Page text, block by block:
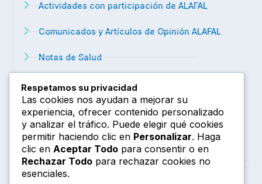
Actividades con participación de ALAFAL
Comunicados y Artículos de Opinión ALAFAL
Notas de Salud
Noticias de Interés
Farmacovigilancia FAQ
Información
Celular
+51 995 577 682
Email
Respetamos su privacidad
Las cookies nos ayudan a mejorar su
experiencia, ofrecer contenido personalizado
y analizar el tráfico. Puede elegir qué cookies
permitir haciendo clic en Personalizar. Haga
clic en Aceptar Todo para consentir o en
Rechazar Todo para rechazar cookies no
esenciales.